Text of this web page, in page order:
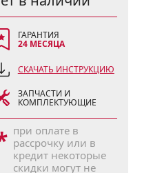
ГАРАНТИЯ
24 МЕСЯЦА
СКАЧАТЬ ИНСТРУКЦИЮ
ЗАПЧАСТИ И
КОМПЛЕКТУЮЩИЕ
при оплате в
рассрочку или в
кредит некоторые
скидки могут не